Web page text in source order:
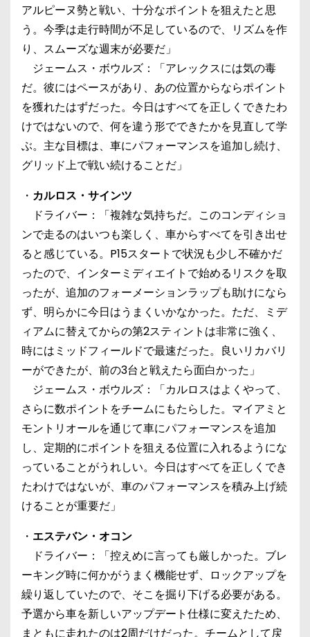
アルピーヌ勢と戦い、十分なポイントを狙えたと思
う。今季は走行時間が不足しているので、リズムを作
り、スムーズな週末が必要だ」
ジェームス・ボウルズ：「アレックスには気の毒
だ。彼にはペースがあり、あの位置からならポイント
を獲れたはずだった。今日はすべてを正しくできたわ
けではないので、何を違う形でできたかを見直して学
ぶ。主な目標は、車にパフォーマンスを追加し続け、
グリッド上で戦い続けることだ」
・ カルロス・サインツ
ドライバー：「複雑な気持ちだ。このコンディショ
ンで走るのはいつも楽しく、車からすべてを引き出せ
ると感じている。P15スタートで状況も少し不確かだ
ったので、インターミディエイトで始めるリスクを取
ったが、追加のフォーメーションラップも助けになら
ず、明らかに今日はうまくいかなかった。ただ、ミデ
ィアムに替えてからの第2スティントは非常に強く、
時にはミッドフィールドで最速だった。良いリカバリ
ーができたが、前の3台と戦えたら面白かった」
ジェームス・ボウルズ：「カルロスはよくやって、
さらに数ポイントをチームにもたらした。マイアミと
モントリオールを通じて車にパフォーマンスを追加
し、定期的にポイントを狙える位置に入れるようにな
っていることがうれしい。今日はすべてを正しくでき
たわけではないが、車のパフォーマンスを積み上げ続
けることが重要だ」
・ エステバン・オコン
ドライバー：「控えめに言っても厳しかった。ブレ
ーキング時に何かがうまく機能せず、ロックアップを
繰り返していたので、そこを掘り下げる必要がある。
予選から車を新しいアップデート仕様に変えたため、
まともに走れたのは2周だけだった。チームとして戻